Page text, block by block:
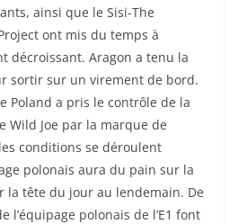
ainsi que le Sisi-The
ont mis du temps à
décroissant. Aragon a tenu la
sortir sur un virement de bord.
Poland a pris le contrôle de la
Wild Joe par la marque de
conditions se déroulent
polonais aura du pain sur la
la tête du jour au lendemain. De
l’équipage polonais de l’E1 font